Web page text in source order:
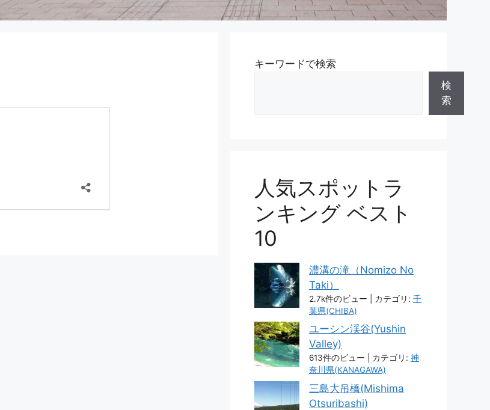
キーワードで検索
検
索
人気スポットラ
ンキング ベスト
10
濃溝の滝（Nomizo No
Taki）
2.7k件のビュー カテゴリ: 千
葉県(CHIBA)
ユーシン渓谷(Yushin
Valley)
613件のビュー カテゴリ: 神
奈川県(KANAGAWA)
三島大吊橋(Mishima
Otsuribashi)